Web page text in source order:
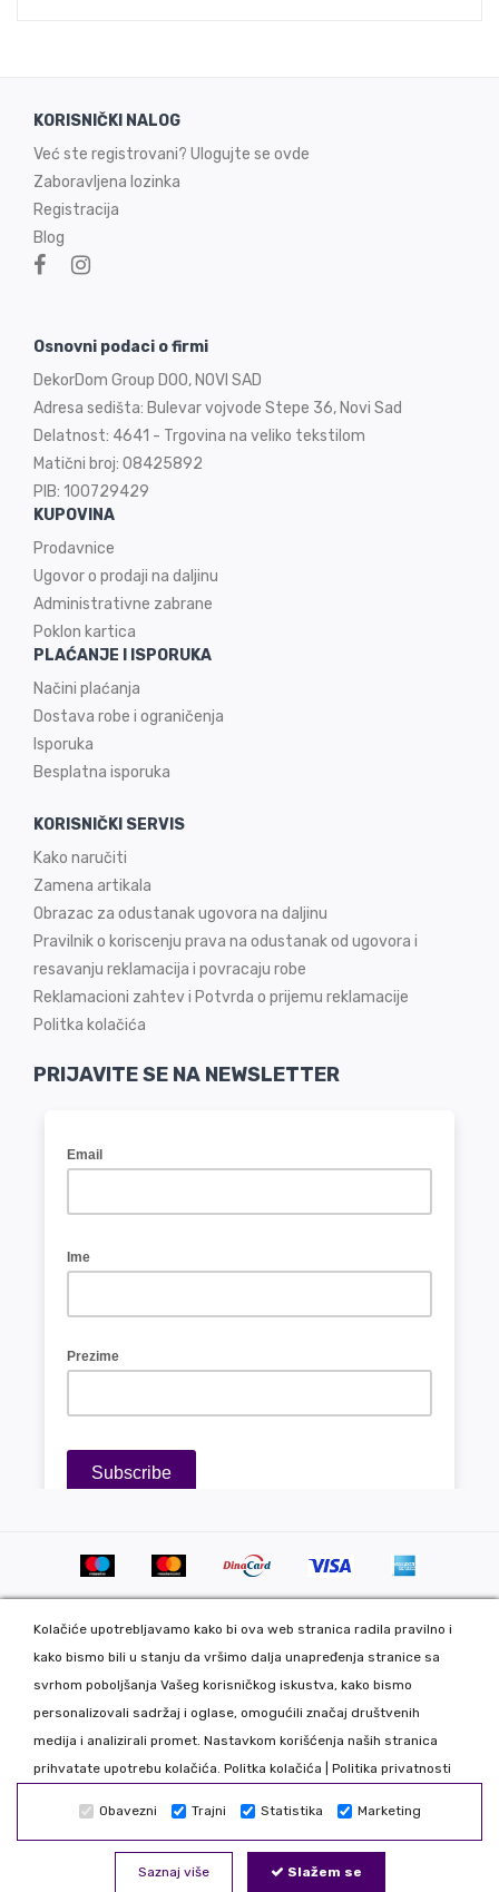
Kolačiće upotrebljavamo kako bi ova web stranica radila pravilno i
kako bismo bili u stanju da vršimo dalja unapređenja stranice sa
svrhom poboljšanja Vašeg korisničkog iskustva, kako bismo
personalizovali sadržaj i oglase, omogućili značaj društvenih
medija i analizirali promet. Nastavkom korišćenja naših stranica
prihvatate upotrebu kolačića. Politka kolačića Politika privatnosti
Obavezni Trajni Statistika Marketing
Saznaj više Slažem se
KORISNIČKI NALOG
Već ste registrovani? Ulogujte se ovde
Zaboravljena lozinka
Registracija
Blog
Osnovni podaci o firmi
DekorDom Group DOO, NOVI SAD
Adresa sedišta: Bulevar vojvode Stepe 36, Novi Sad
Delatnost: 4641 - Trgovina na veliko tekstilom
Matični broj: 08425892
PIB: 100729429
KUPOVINA
Prodavnice
Ugovor o prodaji na daljinu
Administrativne zabrane
Poklon kartica
PLAĆANJE I ISPORUKA
Načini plaćanja
Dostava robe i ograničenja
Isporuka
Besplatna isporuka
KORISNIČKI SERVIS
Kako naručiti
Zamena artikala
Obrazac za odustanak ugovora na daljinu
Pravilnik o koriscenju prava na odustanak od ugovora i
resavanju reklamacija i povracaju robe
Reklamacioni zahtev i Potvrda o prijemu reklamacije
Politka kolačića
PRIJAVITE SE NA NEWSLETTER
Copyright 2020 DekorDom Group DOO. All Rights Reserved. Web
development: CMS by Global Webmasters -
Izrada internet prodavniceiSEObywww.wbsdigital.com
isključivo u našoj kompaniji tako da možete biti bezbedni da Vaše